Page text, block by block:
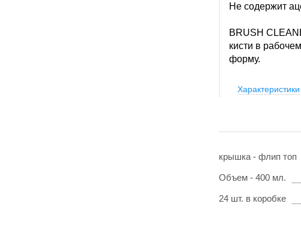
Не содержит
BRUSH
кисти в
форму.
Характеристики
крышка - флип топ
Объем - 400 мл.
24 шт. в коробке